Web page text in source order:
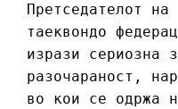
Претседателот на
таеквондо
изрази сериозна
разочараност,
во кои се одржа